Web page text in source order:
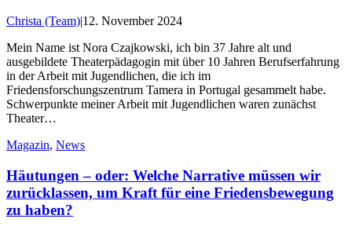
Christa (Team) 12. November 2024
Mein Name ist Nora Czajkowski, ich bin 37 Jahre alt und
ausgebildete Theaterpädagogin mit über 10 Jahren Berufserfahrung
in der Arbeit mit Jugendlichen, die ich im
Friedensforschungszentrum Tamera in Portugal gesammelt habe.
Schwerpunkte meiner Arbeit mit Jugendlichen waren zunächst
Theater…
Magazin, News
Häutungen – oder: Welche Narrative müssen wir
zurücklassen, um Kraft für eine Friedensbewegung
zu haben?